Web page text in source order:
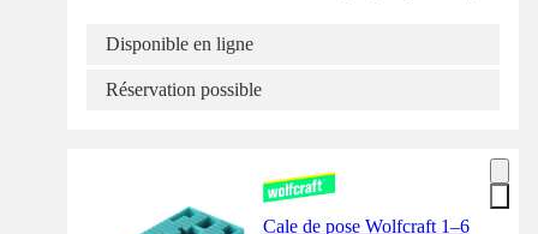
Disponible en ligne
Réservation possible
Cale de pose Wolfcraft 1–6